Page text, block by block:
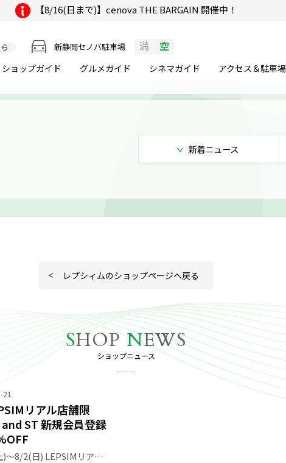
【8/16(日まで)】cenova THE BARGAIN 開催中！
新静岡セノバ駐車場 満 空
ショップガイド グルメガイド シネマガイド アクセス＆駐車場
新着ニュース
レプシィムのショップページへ戻る
SHOPNEWS
ショップニュース
21
リアル店舗限
ST 新規会員登録
7/18(土)〜8/2(日) LEPSIMリアル店舗限定 キャンペーン開催中♡ and ST 新規会員登録で レジにてさらに10%OFF‼︎ 大変お得なイベントです♪ 是非夏物アイテムはLEPSIMで､､､♡ コーデのご相談もお気軽に店頭スタッフまで！ また、and STスタッフボードにてコーディネートを 随時UPしておりますので是非ご覧ください♪ 皆さまのご来店を心よりお待ちしております！